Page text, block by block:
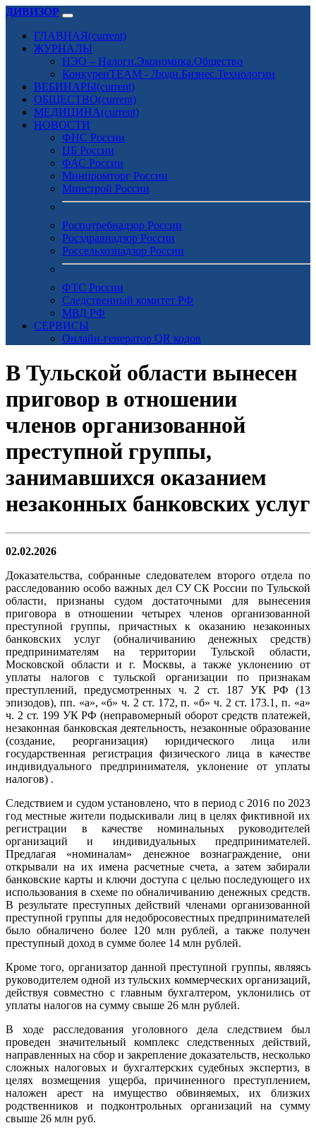
ДИВИЗОР
ГЛАВНАЯ(current)
ЖУРНАЛЫ
НЭО – Налоги.Экономика.Общество
КонкуренTEAM - Люди.Бизнес.Технологии
ВЕБИНАРЫ(current)
ОБЩЕСТВО(current)
МЕДИЦИНА(current)
НОВОСТИ
ФНС России
ЦБ России
ФАС России
Минпромторг России
Минстрой России
Роспотребнадзор России
Росздравнадзор России
Россельхознадзор России
ФТС России
Следственный комитет РФ
МВД РФ
СЕРВИСЫ
Онлайн-генератор QR кодов
В Тульской области вынесен
приговор в отношении
членов организованной
преступной группы,
занимавшихся оказанием
незаконных банковских услуг
02.02.2026
Доказательства, собранные следователем второго отдела по
расследованию особо важных дел СУ СК России по Тульской
области, признаны судом достаточными для вынесения
приговора в отношении четырех членов организованной
преступной группы, причастных к оказанию незаконных
банковских услуг (обналичиванию денежных средств)
предпринимателям на территории Тульской области,
Московской области и г. Москвы, а также уклонению от
уплаты налогов с тульской организации по признакам
преступлений, предусмотренных ч. 2 ст. 187 УК РФ (13
эпизодов), пп. «а», «б» ч. 2 ст. 172, п. «б» ч. 2 ст. 173.1, п. «а»
ч. 2 ст. 199 УК РФ (неправомерный оборот средств платежей,
незаконная банковская деятельность, незаконные образование
(создание, реорганизация) юридического лица или
государственная регистрация физического лица в качестве
индивидуального предпринимателя, уклонение от уплаты
налогов) .
Следствием и судом установлено, что в период с 2016 по 2023
год местные жители подыскивали лиц в целях фиктивной их
регистрации в качестве номинальных руководителей
организаций и индивидуальных предпринимателей.
Предлагая «номиналам» денежное вознаграждение, они
открывали на их имена расчетные счета, а затем забирали
банковские карты и ключи доступа с целью последующего их
использования в схеме по обналичиванию денежных средств.
В результате преступных действий членами организованной
преступной группы для недобросовестных предпринимателей
было обналичено более 120 млн рублей, а также получен
преступный доход в сумме более 14 млн рублей.
Кроме того, организатор данной преступной группы, являясь
руководителем одной из тульских коммерческих организаций,
действуя совместно с главным бухгалтером, уклонились от
уплаты налогов на сумму свыше 26 млн рублей.
В ходе расследования уголовного дела следствием был
проведен значительный комплекс следственных действий,
направленных на сбор и закрепление доказательств, несколько
сложных налоговых и бухгалтерских судебных экспертиз, в
целях возмещения ущерба, причиненного преступлением,
наложен арест на имущество обвиняемых, их близких
родственников и подконтрольных организаций на сумму
свыше 26 млн руб.